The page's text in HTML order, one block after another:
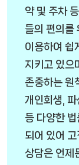
약 및 주차
들의 편의를
이용하여 쉽
지키고 있으
존중하는 원
개인회생,
등 다양한
되어 있어
상담은 언제